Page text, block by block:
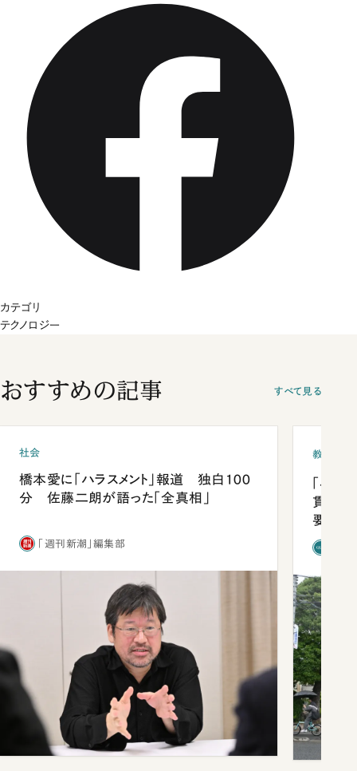
カテゴリ
テクノロジー
おすすめの記事 すべて見る
社会
橋本愛に「ハラスメント」報道 独白100
分 佐藤二朗が語った「全真相」
「週刊新潮」編集部
教育
「早
貫校へ
要だっ